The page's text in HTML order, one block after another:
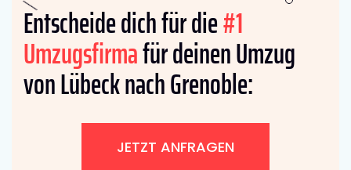
Entscheide dich für die#1
Umzugsfirmafür deinen Umzug
von Lübeck nach Grenoble:
JETZT ANFRAGEN